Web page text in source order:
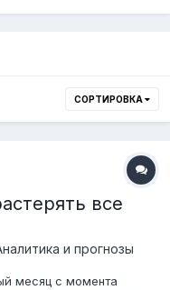
СОРТИРОВКА
все
и прогнозы
месяц с момента